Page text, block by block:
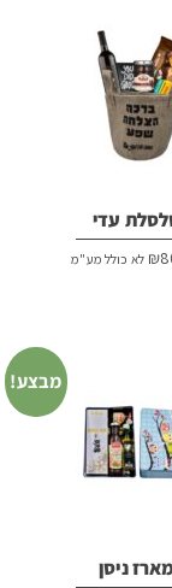
עדי
₪ לא כולל מע"מ
מבצע!
מארז ניסן